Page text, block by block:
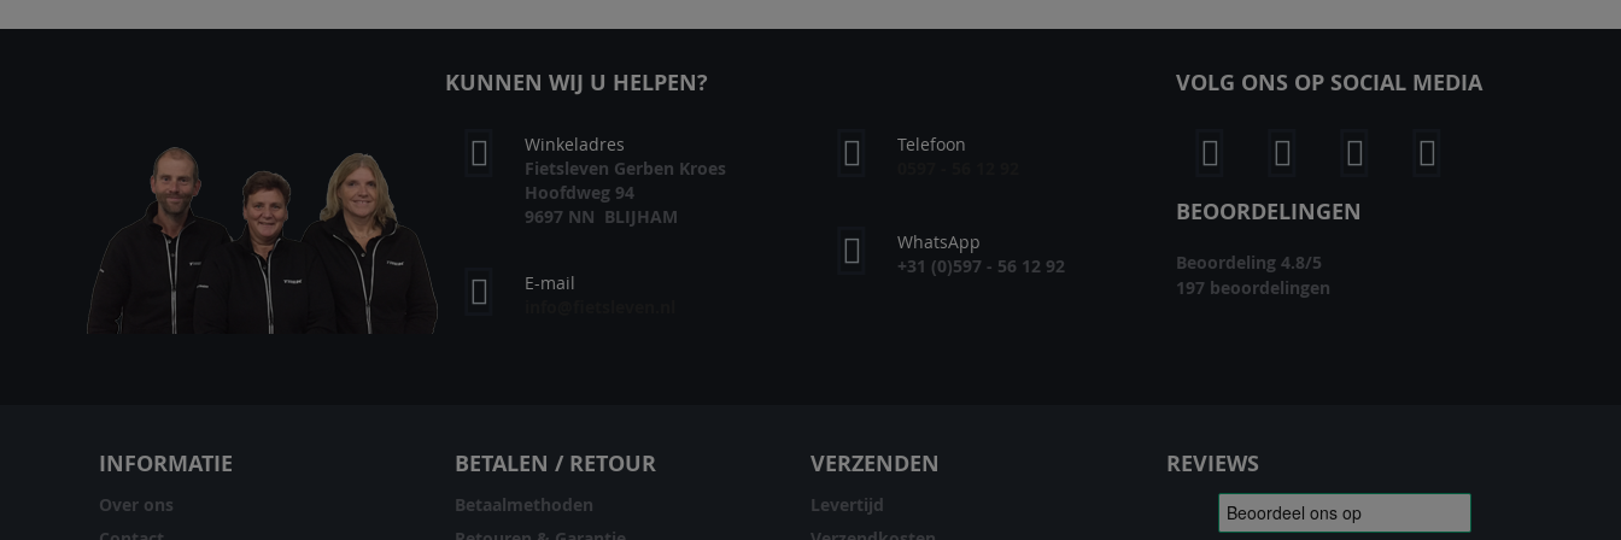
KUNNEN WIJ U HELPEN?
Winkeladres
Fietsleven Gerben Kroes
Hoofdweg 94
9697 NN BLIJHAM
E-mail
Telefoon
WhatsApp
+31 (0)597 - 56 12 92
VOLG ONS OP SOCIAL MEDIA
BEOORDELINGEN
Beoordeling 4.8/5
197 beoordelingen
INFORMATIE
Over ons
BETALEN / RETOUR
Betaalmethoden
VERZENDEN
Levertijd
REVIEWS